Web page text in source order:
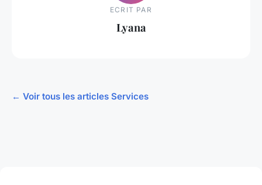
ECRIT PAR
Lyana
← Voir tous les articles Services